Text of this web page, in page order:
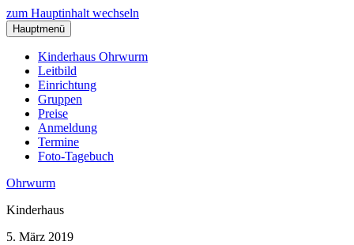
zum Hauptinhalt wechseln
Hauptmenü
Kinderhaus Ohrwurm
Leitbild
Einrichtung
Gruppen
Preise
Anmeldung
Termine
Foto-Tagebuch
Ohrwurm
Kinderhaus
5. März 2019